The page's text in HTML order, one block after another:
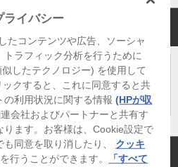
）[標準]
ライバシー
たコンテンツや広告、ソーシャ
ラフィック分析を行うために
したテクノロジー) を使用して
クすると、これに同意すると共
の利用状況に関する情報(HPが収
会社およびパートナーと共有す
ります。お客様は、Cookie設定で
同意を取り消したり、 クッキ
を行うことができます。
「すべて